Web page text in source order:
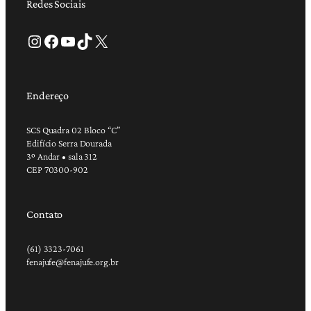
Redes Sociais
Instagram Facebook Youtube TikTok X
Endereço
SCS Quadra 02 Bloco “C”
Edifício Serra Dourada
3º Andar • sala 312
CEP 70300-902
Contato
(61) 3323-7061
fenajufe@fenajufe.org.br